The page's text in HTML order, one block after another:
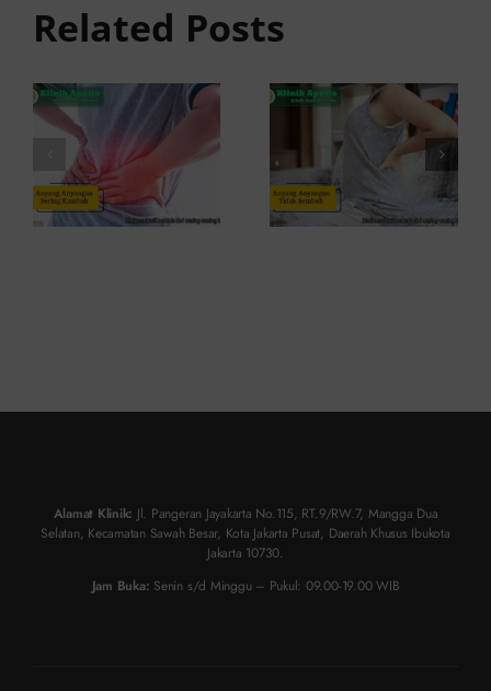
Related Posts
Sering
Kambuh
dan Cara
Atasinya
Penyebab
dan
Solusinya
Alamat Klinik: Jl. Pangeran Jayakarta No.115, RT.9/RW.7, Mangga Dua
Selatan, Kecamatan Sawah Besar, Kota Jakarta Pusat, Daerah Khusus Ibukota
Jakarta 10730.
Jam Buka: Senin s/d Minggu – Pukul: 09.00-19.00 WIB